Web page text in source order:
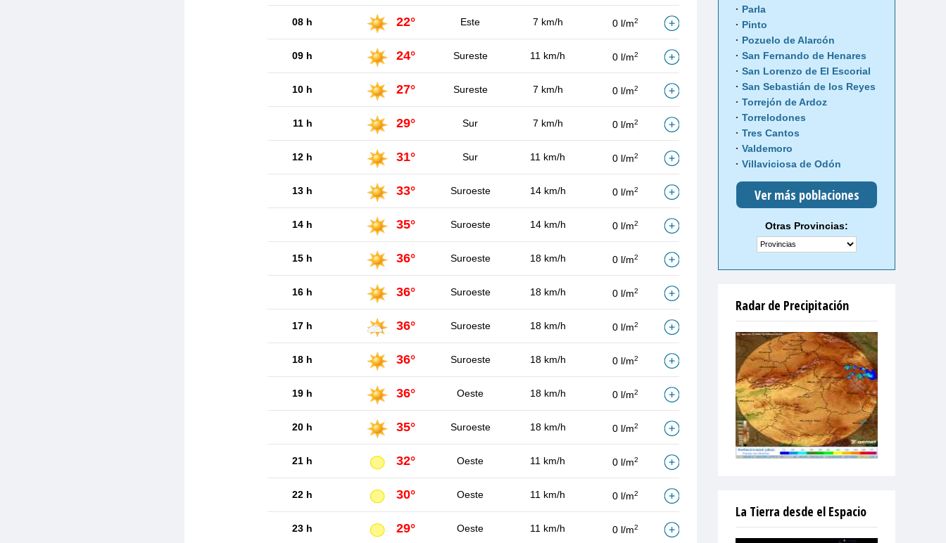
08 h 22° Este 7 km/h 0 l/m2
09 h 24° Sureste 11 km/h 0 l/m2
10 h 27° Sureste 7 km/h 0 l/m2
11 h 29° Sur 7 km/h 0 l/m2
12 h 31° Sur 11 km/h 0 l/m2
13 h 33° Suroeste 14 km/h 0 l/m2
14 h 35° Suroeste 14 km/h 0 l/m2
15 h 36° Suroeste 18 km/h 0 l/m2
16 h 36° Suroeste 18 km/h 0 l/m2
17 h 36° Suroeste 18 km/h 0 l/m2
18 h 36° Suroeste 18 km/h 0 l/m2
19 h 36° Oeste 18 km/h 0 l/m2
20 h 35° Suroeste 18 km/h 0 l/m2
21 h 32° Oeste 11 km/h 0 l/m2
22 h 30° Oeste 11 km/h 0 l/m2
23 h 29° Oeste 11 km/h 0 l/m2
Parla
Pinto
Pozuelo de Alarcón
San Fernando de Henares
San Lorenzo de El Escorial
San Sebastián de los Reyes
Torrejón de Ardoz
Torrelodones
Tres Cantos
Valdemoro
Villaviciosa de Odón
Ver más poblaciones
Otras Provincias:
Radar de Precipitación
La Tierra desde el Espacio